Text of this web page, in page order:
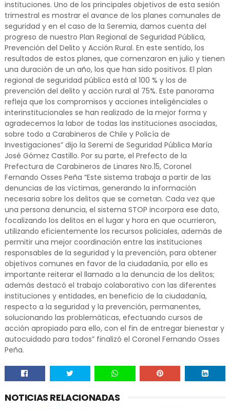
instituciones. Uno de los principales objetivos de esta sesión
trimestral es mostrar el avance de los planes comunales de
seguridad y en el caso de la Seremia, damos cuenta del
progreso de nuestro Plan Regional de Seguridad Pública,
Prevención del Delito y Acción Rural. En este sentido, los
resultados de estos planes, que comenzaron en julio y tienen
una duración de un año, los que han sido positivos. El plan
regional de seguridad pública está al 100 % y los de
prevención del delito y acción rural al 75%. Este panorama
refleja que los compromisos y acciones inteligénciales o
interinstitucionales se han realizado de la mejor forma y
agradecemos la labor de todas las instituciones asociadas,
sobre todo a Carabineros de Chile y Policía de
Investigaciones” dijo la Seremi de Seguridad Pública María
José Gómez Castillo. Por su parte, el Prefecto de la
Prefectura de Carabineros de Linares Nro.15, Coronel
Fernando Osses Peña “Este sistema trabaja a partir de las
denuncias de las víctimas, generando la información
necesaria sobre los delitos que se cometan. Cada vez que
una persona denuncia, el sistema STOP incorpora ese dato,
focalizando los delitos en el lugar y hora en que ocurrieron,
utilizando eficientemente los recursos policiales, además de
permitir una mejor coordinación entre las instituciones
responsables de la seguridad y la prevención, para obtener
objetivos comunes en favor de la ciudadanía, por ello es
importante reiterar el llamado a la denuncia de los delitos;
además destacó el trabajo colaborativo con las diferentes
instituciones y entidades, en beneficio de la ciudadanía,
respecto a la seguridad y la prevención, permanentes,
solucionando las problemáticas, efectuando cursos de
acción apropiado para ello, con el fin de entregar bienestar y
autocuidado para todos” finalizó el Coronel Fernando Osses
Peña.
NOTICIAS RELACIONADAS